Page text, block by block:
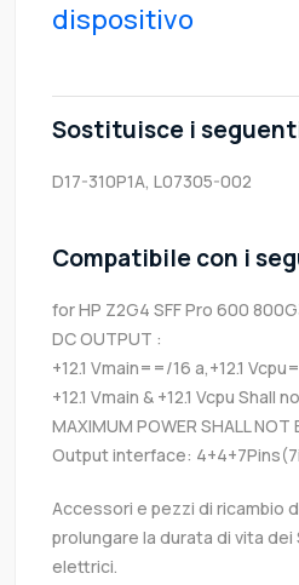
dispositivo
Sostituisce i
D17-310P1A, L07305-002
Compatibile con i
for HP Z2G4 SFF Pro 600
DC OUTPUT :
+12.1 Vmain==/16 a,+12.1
+12.1 Vmain & +12.1 Vcpu Shall
MAXIMUM POWER SHALL NOT
Output interface:
Accessori e pezzi di ricambio
prolungare la durata di vita dei
elettrici.